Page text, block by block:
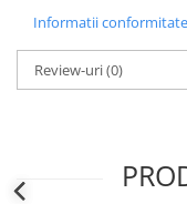
Informatii
Review-uri(0)